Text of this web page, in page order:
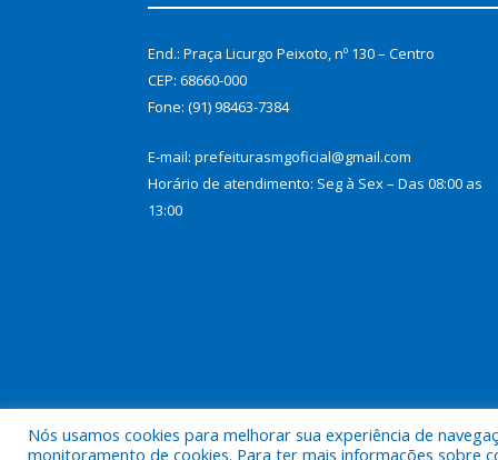
End.: Praça Licurgo Peixoto, nº 130 – Centro
CEP: 68660-000
Fone: (91) 98463-7384
E-mail: prefeiturasmgoficial@gmail.com
Horário de atendimento: Seg à Sex – Das 08:00 as
13:00
Todos os direitos reservados a Prefeitura
Nós usamos cookies para melhorar sua experiência de
monitoramento de cookies. Para ter mais informações sobre